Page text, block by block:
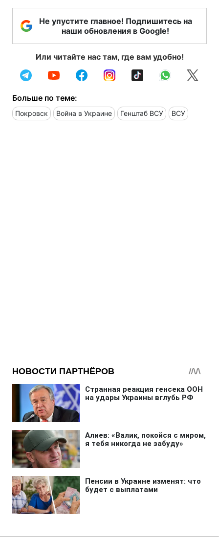
Не упустите главное! Подпишитесь на
наши обновления в Google!
Или читайте нас там, где вам удобно!
Больше по теме:
Покровск Война в Украине Генштаб ВСУ ВСУ